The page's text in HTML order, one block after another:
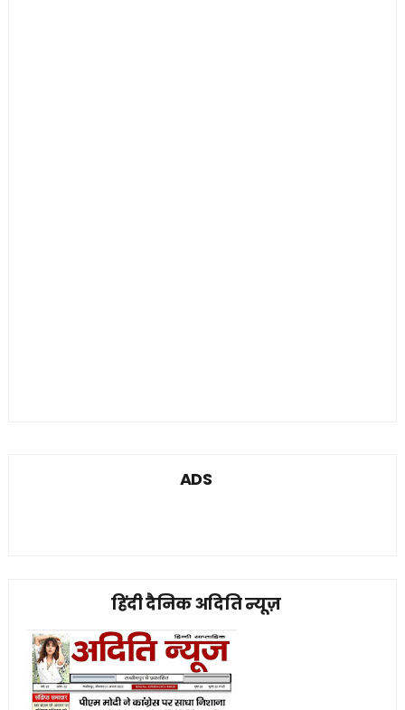
ADS
हिंदी दैनिक अदिति न्यूज़